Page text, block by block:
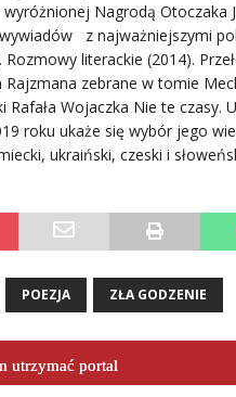
Nagrodą Otoczaka
z najważniejszymi
Rozmowy literackie (2014).
Rajzmana zebrane w tomie
Rafała Wojaczka Nie te czasy.
roku ukaże się wybór jego
ukraiński, czeski i
POEZJA ZŁA GODZENIE
utrzymać portal